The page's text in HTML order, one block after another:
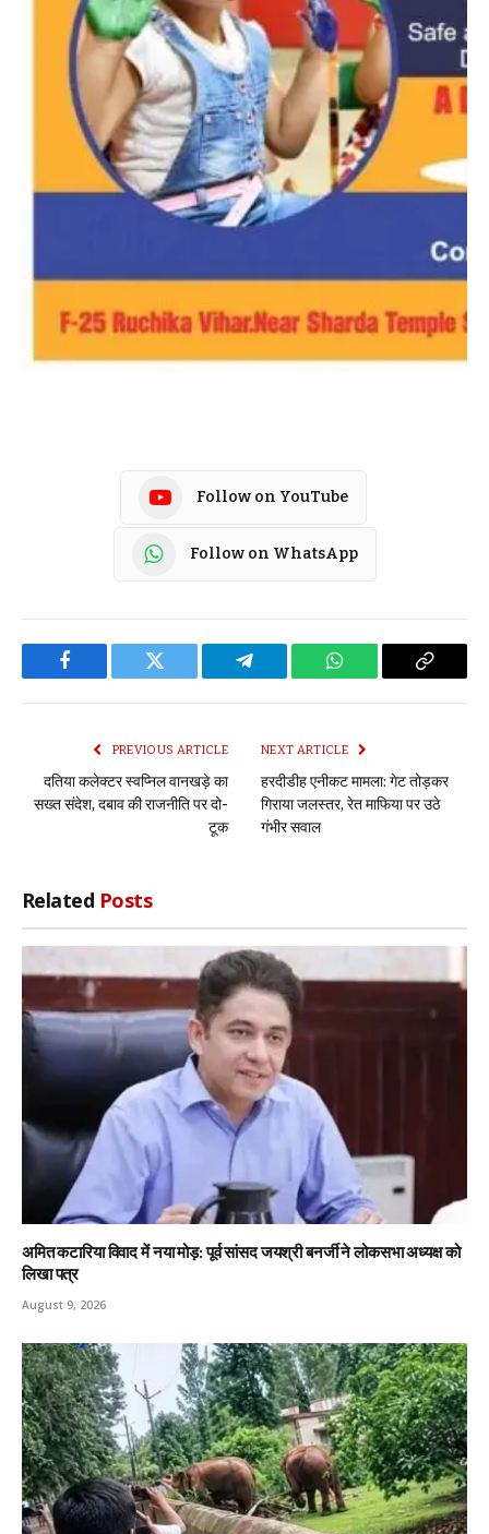
Follow on YouTube
Follow on WhatsApp
Facebook Twitter Telegram WhatsApp Copy
PREVIOUS ARTICLE
दतिया कलेक्टर स्वप्निल वानखड़े का
सख्त संदेश, दबाव की राजनीति पर दो-
टूक
NEXT ARTICLE
हरदीडीह एनीकट मामला: गेट तोड़कर
गिराया जलस्तर, रेत माफिया पर उठे
गंभीर सवाल
Related Posts
अमित कटारिया विवाद में नया मोड़: पूर्व सांसद जयश्री बनर्जी ने लोकसभा अध्यक्ष को
लिखा पत्र
August 9, 2026